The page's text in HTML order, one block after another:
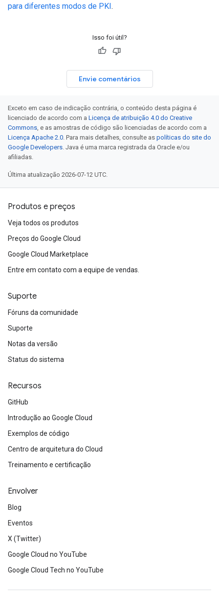
para diferentes modos de PKI.
Isso foi útil?
Envie comentários
Exceto em caso de indicação contrária, o conteúdo desta página é
licenciado de acordo com a Licença de atribuição 4.0 do Creative
Commons, e as amostras de código são licenciadas de acordo com a
Licença Apache 2.0. Para mais detalhes, consulte as políticas do site do
Google Developers. Java é uma marca registrada da Oracle e/ou
afiliadas.
Última atualização 2026-07-12 UTC.
Produtos e preços
Veja todos os produtos
Preços do Google Cloud
Google Cloud Marketplace
Entre em contato com a equipe de vendas.
Suporte
Fóruns da comunidade
Suporte
Notas da versão
Status do sistema
Recursos
GitHub
Introdução ao Google Cloud
Exemplos de código
Centro de arquitetura do Cloud
Treinamento e certificação
Envolver
Blog
Eventos
X (Twitter)
Google Cloud no YouTube
Google Cloud Tech no YouTube